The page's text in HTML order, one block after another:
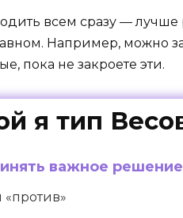
всем сразу — лучше
Например, можно
пока не закроете эти.
я тип
важное
«против»